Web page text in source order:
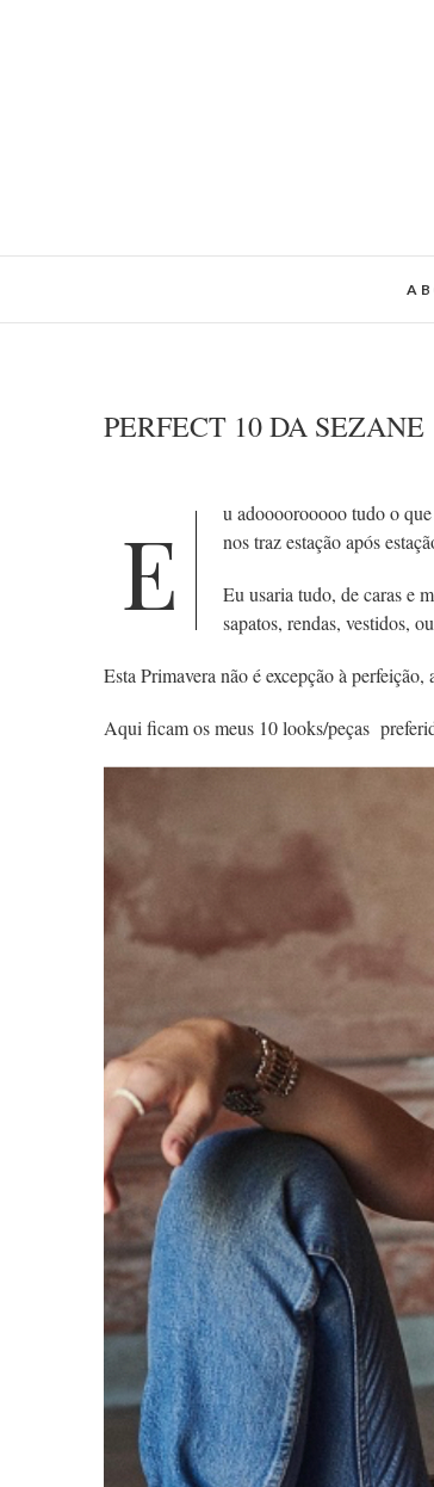
PERFECT 10 DA SEZANE
E u adoooorooooo tudo o
nos traz estação após
Eu usaria tudo, de caras e
sapatos, rendas, vestidos,
Esta Primavera não é excepção à
Aqui ficam os meus 10 looks/peças